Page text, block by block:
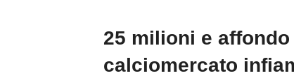
25 milioni e
calciomercato